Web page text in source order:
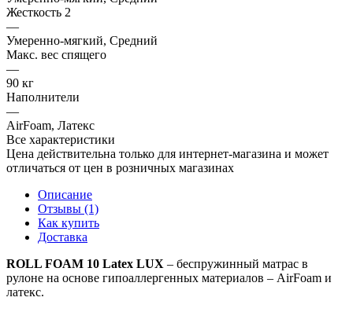
Жесткость 2
—
Умеренно-мягкий, Средний
Макс. вес спящего
—
90 кг
Наполнители
—
AirFoam, Латекс
Все характеристики
Цена действительна только для интернет-магазина и может
отличаться от цен в розничных магазинах
Описание
Отзывы (1)
Как купить
Доставка
ROLL FOAM 10 Latex LUX – беспружинный матрас в
рулоне на основе гипоаллергенных материалов – AirFoam и
латекс.